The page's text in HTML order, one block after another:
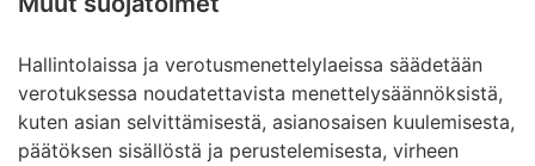
Hallintolaissa ja verotusmenettelylaeissa säädetään
verotuksessa noudatettavista menettelysäännöksistä,
kuten asian selvittämisestä, asianosaisen kuulemisesta,
päätöksen sisällöstä ja perustelemisesta, virheen